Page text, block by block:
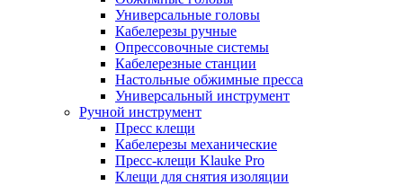
Универсальные головы
Кабелерезы ручные
Опрессовочные системы
Кабелерезные станции
Настольные обжимные пресса
Универсальный инструмент
Ручной инструмент
Пресс клещи
Кабелерезы механические
Пресс-клещи Klauke Pro
Клещи для снятия изоляции